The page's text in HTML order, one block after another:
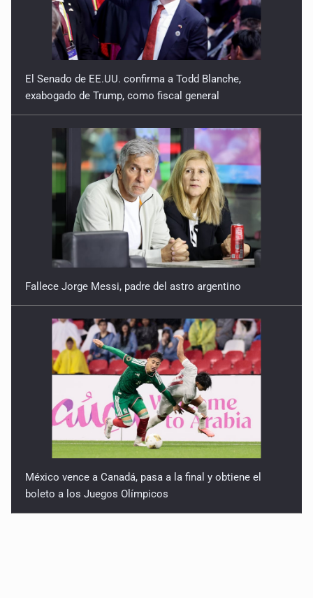
El Senado de EE.UU. confirma a Todd Blanche,
exabogado de Trump, como fiscal general
Fallece Jorge Messi, padre del astro argentino
México vence a Canadá, pasa a la final y obtiene el
boleto a los Juegos Olímpicos